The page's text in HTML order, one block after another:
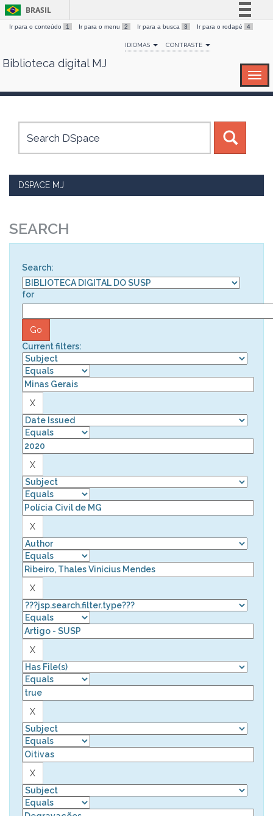
Skip
BRASIL
Simplifique!
Comunica BR
Canais
Ir para o conteúdo 1 Ir para o menu 2 Ir para a busca 3 Ir para o rodapé 4
IDIOMAS CONTRASTE
Biblioteca digital MJ
DSPACE MJ
SEARCH
Search:
for
Current filters: